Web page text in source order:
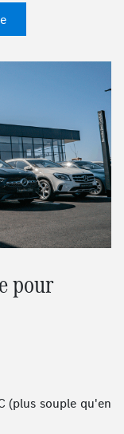
pour
(plus souple qu'en